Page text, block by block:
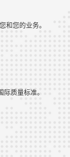
和您的业务。
质量标准。